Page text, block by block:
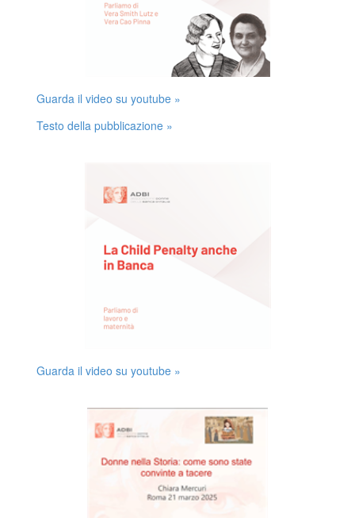
Guarda il video su youtube »
Testo della pubblicazione »
Guarda il video su youtube »